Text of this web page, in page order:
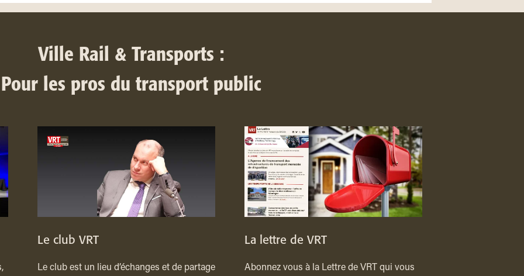
Ville Rail & Transports :
Pour les pros du transport public
Le club VRT
Le club est un lieu d’échanges et de partage
La lettre de VRT
Abonnez vous à la Lettre de VRT qui vous